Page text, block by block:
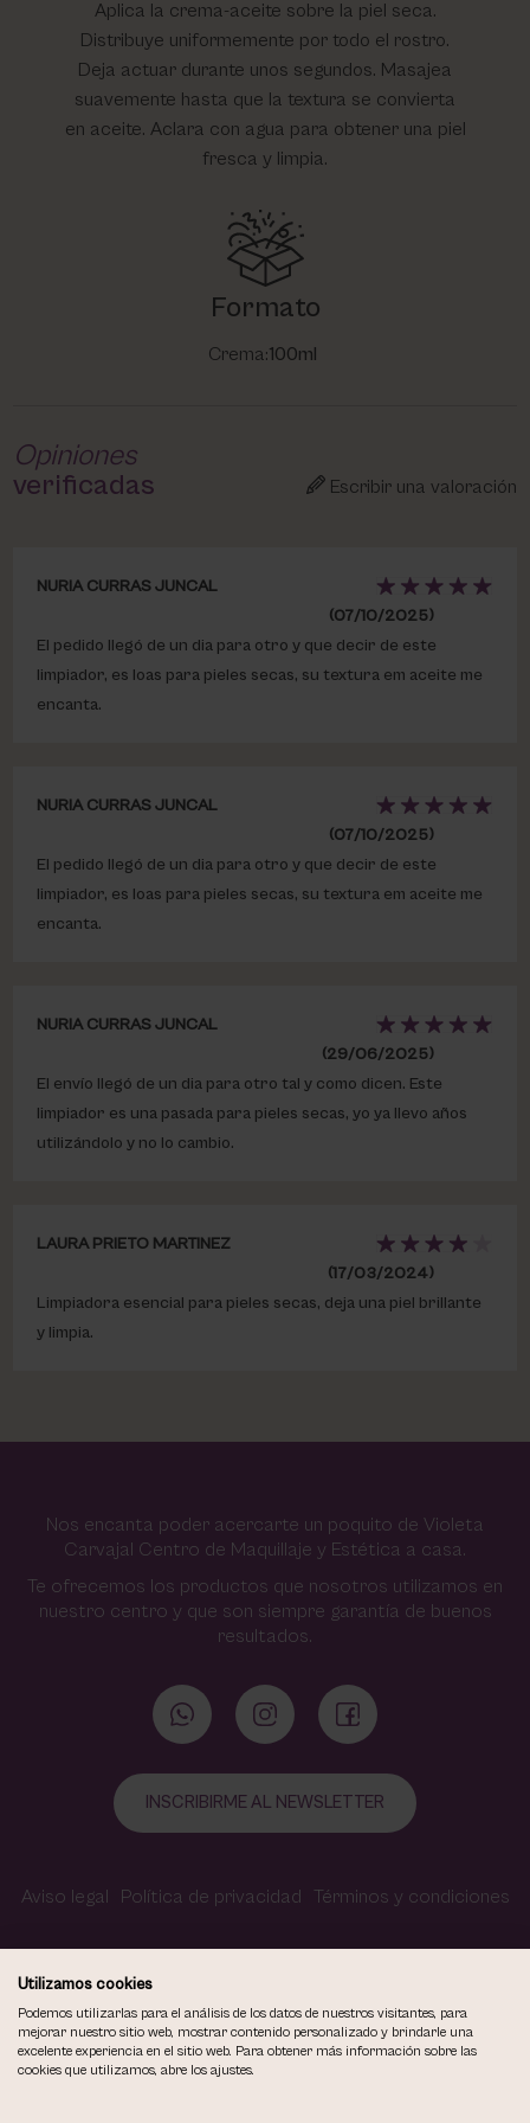
Aplica la crema-aceite sobre la piel seca.
Distribuye uniformemente por todo el rostro.
Deja actuar durante unos segundos. Masajea
suavemente hasta que la textura se convierta
en aceite. Aclara con agua para obtener una piel
fresca y limpia.
Formato
Crema:100ml
Opiniones
verificadas
Escribir una valoración
NURIA CURRAS JUNCAL
(07/10/2025)
El pedido llegó de un dia para otro y que decir de este
limpiador, es loas para pieles secas, su textura em aceite me
encanta.
NURIA CURRAS JUNCAL
(07/10/2025)
El pedido llegó de un dia para otro y que decir de este
limpiador, es loas para pieles secas, su textura em aceite me
encanta.
NURIA CURRAS JUNCAL
(29/06/2025)
El envío llegó de un dia para otro tal y como dicen. Este
limpiador es una pasada para pieles secas, yo ya llevo años
utilizándolo y no lo cambio.
LAURA PRIETO MARTINEZ
(17/03/2024)
Limpiadora esencial para pieles secas, deja una piel brillante
y limpia.
Nos encanta poder acercarte un poquito de Violeta
Carvajal Centro de Maquillaje y Estética a casa.
Te ofrecemos los productos que nosotros utilizamos en
nuestro centro y que son siempre garantía de buenos
resultados.
INSCRIBIRME AL NEWSLETTER
Aviso legal Política de privacidad Términos y condiciones
Política de cookies Contacto Accesibilidad
COPYRIGHT © 2026
Utilizamos cookies
Podemos utilizarlas para el análisis de los datos de nuestros visitantes, para
mejorar nuestro sitio web, mostrar contenido personalizado y brindarle una
excelente experiencia en el sitio web. Para obtener más información sobre las
cookies que utilizamos, abre los ajustes.